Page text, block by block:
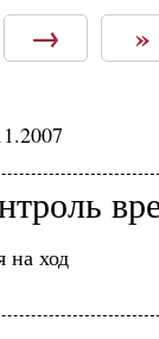
→ »
на ход